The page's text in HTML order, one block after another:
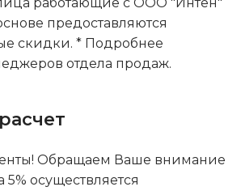
предоставляются
скидки. * Подробнее
отдела продаж.
Обращаем Ваше внимание
5% осуществляется